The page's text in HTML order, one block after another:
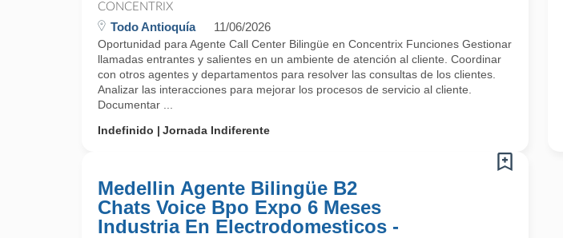
CONCENTRIX
Todo Antioquía 11/06/2026
Oportunidad para Agente Call Center Bilingüe en Concentrix Funciones Gestionar
llamadas entrantes y salientes en un ambiente de atención al cliente. Coordinar
con otros agentes y departamentos para resolver las consultas de los clientes.
Analizar las interacciones para mejorar los procesos de servicio al cliente.
Documentar ...
Indefinido
Jornada Indiferente
Medellin Agente Bilingüe B2
Chats Voice Bpo Expo 6 Meses
Industria En Electrodomesticos -